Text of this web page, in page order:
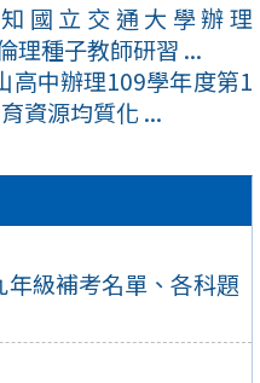
級補考名單、各科題
國立交通大學辦理
理種子教師研習 ...
高中辦理109學年度第1
資源均質化 ...